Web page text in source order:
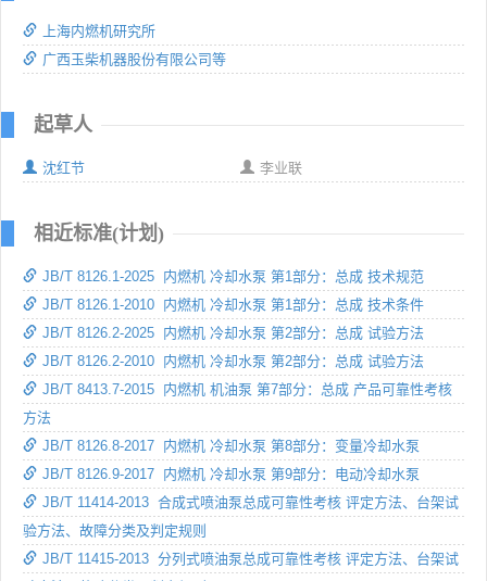
上海内燃机研究所
广西玉柴机器股份有限公司等
起草人
沈红节 李业联
相近标准(计划)
JB/T 8126.1-2025 内燃机 冷却水泵 第1部分：总成 技术规范
JB/T 8126.1-2010 内燃机 冷却水泵 第1部分：总成 技术条件
JB/T 8126.2-2025 内燃机 冷却水泵 第2部分：总成 试验方法
JB/T 8126.2-2010 内燃机 冷却水泵 第2部分：总成 试验方法
JB/T 8413.7-2015 内燃机 机油泵 第7部分：总成 产品可靠性考核
方法
JB/T 8126.8-2017 内燃机 冷却水泵 第8部分：变量冷却水泵
JB/T 8126.9-2017 内燃机 冷却水泵 第9部分：电动冷却水泵
JB/T 11414-2013 合成式喷油泵总成可靠性考核 评定方法、台架试
验方法、故障分类及判定规则
JB/T 11415-2013 分列式喷油泵总成可靠性考核 评定方法、台架试